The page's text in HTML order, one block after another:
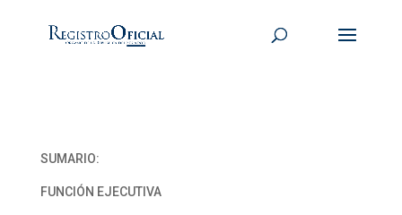
SUMARIO:
FUNCIÓN EJECUTIVA